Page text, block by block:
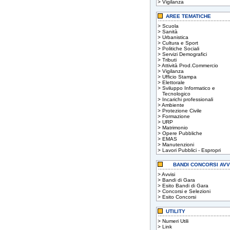
> Vigilanza
AREE TEMATICHE
> Scuola
> Sanità
> Urbanistica
> Cultura e Sport
> Politiche Sociali
> Servizi Demografici
> Tributi
>Attività Prod.Commercio
> Vigilanza
> Ufficio Stampa
> Elettorale
> Sviluppo Informatico e
Tecnologico
> Incarichi professionali
>Ambiente
> Protezione Civile
> Formazione
> URP
> Matrimonio
> Opere Pubbliche
> EMAS
> Manutenzioni
> Lavori Pubblici - Espropri
BANDI CONCORSI
>Avvisi
> Bandi di Gara
> Esito Bandi di Gara
> Concorsi e Selezioni
> Esito Concorsi
UTILITY
> Numeri Utili
> Link